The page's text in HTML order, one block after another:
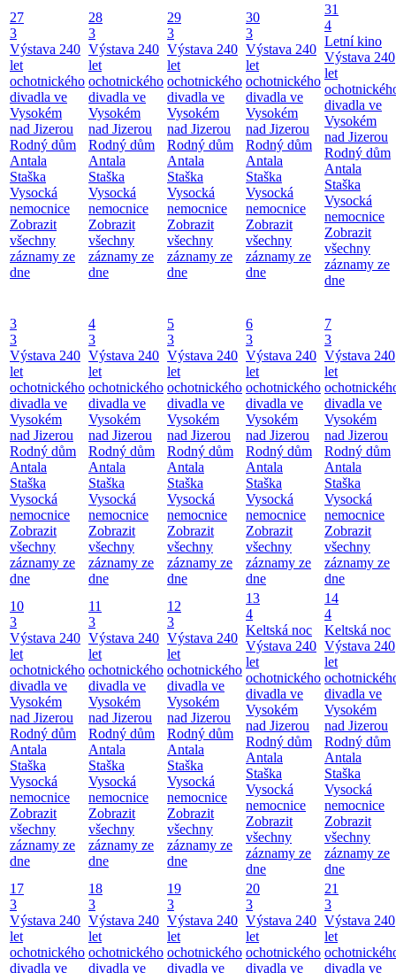
27
3
Výstava 240
let
ochotnického
divadla ve
Vysokém
nad Jizerou
Rodný dům
Antala
Staška
Vysocká
nemocnice
Zobrazit
všechny
záznamy ze
dne
28
3
Výstava 240
let
ochotnického
divadla ve
Vysokém
nad Jizerou
Rodný dům
Antala
Staška
Vysocká
nemocnice
Zobrazit
všechny
záznamy ze
dne
29
3
Výstava 240
let
ochotnického
divadla ve
Vysokém
nad Jizerou
Rodný dům
Antala
Staška
Vysocká
nemocnice
Zobrazit
všechny
záznamy ze
dne
30
3
Výstava 240
let
ochotnického
divadla ve
Vysokém
nad Jizerou
Rodný dům
Antala
Staška
Vysocká
nemocnice
Zobrazit
všechny
záznamy ze
dne
31
4
Letní kino
Výstava 240
let
divadla ve
Vysokém
nad Jizerou
Rodný dům
Antala
Staška
Vysocká
nemocnice
Zobrazit
všechny
záznamy ze
dne
3
3
Výstava 240
let
ochotnického
divadla ve
Vysokém
nad Jizerou
Rodný dům
Antala
Staška
Vysocká
nemocnice
Zobrazit
všechny
záznamy ze
dne
4
3
Výstava 240
let
ochotnického
divadla ve
Vysokém
nad Jizerou
Rodný dům
Antala
Staška
Vysocká
nemocnice
Zobrazit
všechny
záznamy ze
dne
5
3
Výstava 240
let
ochotnického
divadla ve
Vysokém
nad Jizerou
Rodný dům
Antala
Staška
Vysocká
nemocnice
Zobrazit
všechny
záznamy ze
dne
6
3
Výstava 240
let
ochotnického
divadla ve
Vysokém
nad Jizerou
Rodný dům
Antala
Staška
Vysocká
nemocnice
Zobrazit
všechny
záznamy ze
dne
7
3
Výstava 240
let
divadla ve
Vysokém
nad Jizerou
Rodný dům
Antala
Staška
Vysocká
nemocnice
Zobrazit
všechny
záznamy ze
dne
10
3
Výstava 240
let
ochotnického
divadla ve
Vysokém
nad Jizerou
Rodný dům
Antala
Staška
Vysocká
nemocnice
Zobrazit
všechny
záznamy ze
dne
11
3
Výstava 240
let
ochotnického
divadla ve
Vysokém
nad Jizerou
Rodný dům
Antala
Staška
Vysocká
nemocnice
Zobrazit
všechny
záznamy ze
dne
12
3
Výstava 240
let
ochotnického
divadla ve
Vysokém
nad Jizerou
Rodný dům
Antala
Staška
Vysocká
nemocnice
Zobrazit
všechny
záznamy ze
dne
13
4
Keltská noc
Výstava 240
let
ochotnického
divadla ve
Vysokém
nad Jizerou
Rodný dům
Antala
Staška
Vysocká
nemocnice
Zobrazit
všechny
záznamy ze
dne
14
4
Keltská noc
Výstava 240
let
divadla ve
Vysokém
nad Jizerou
Rodný dům
Antala
Staška
Vysocká
nemocnice
Zobrazit
všechny
záznamy ze
dne
17
3
Výstava 240
let
ochotnického
divadla ve
18
3
Výstava 240
let
ochotnického
divadla ve
19
3
Výstava 240
let
ochotnického
divadla ve
20
3
Výstava 240
let
ochotnického
divadla ve
21
3
Výstava 240
let
divadla ve